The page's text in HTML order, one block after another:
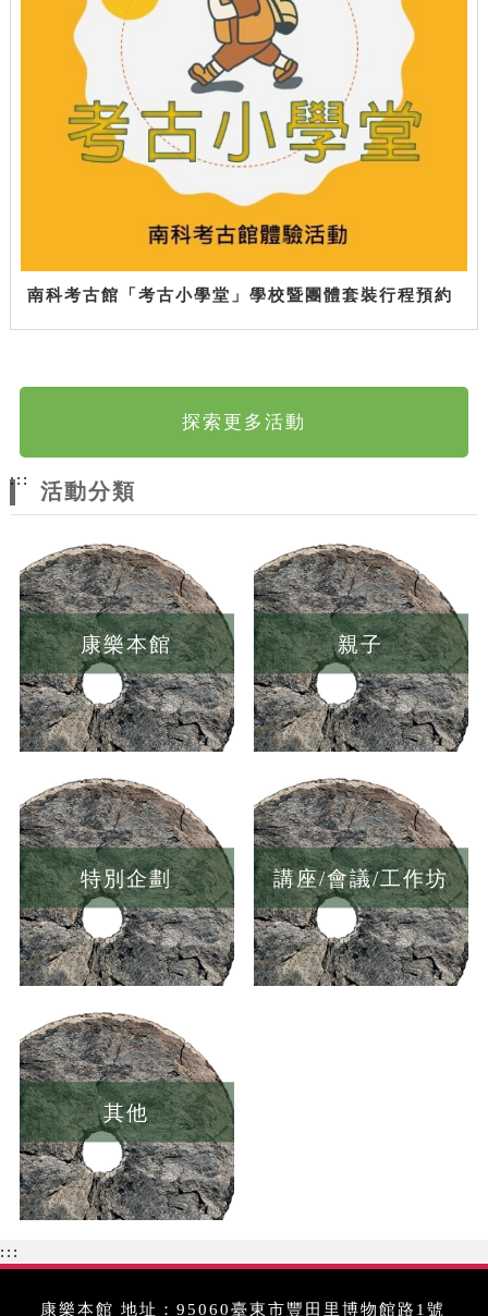
南科考古館「考古小學堂」學校暨團體套裝行程預約
探索更多活動
:::
活動分類
康樂本館 親子
特別企劃 講座/會議/工作坊
其他
:::
康樂本館 地址：95060臺東市豐田里博物館路1號